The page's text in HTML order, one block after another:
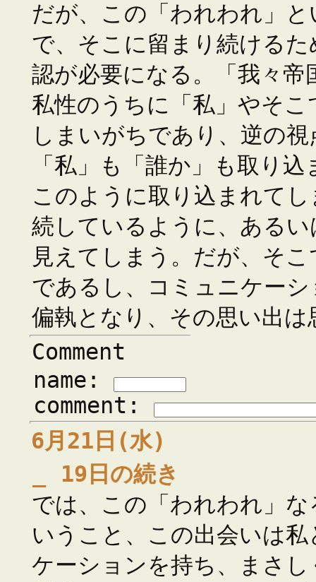
だが、この「われわれ」
で、そこに留まり続ける
認が必要になる。「我々
私性のうちに「私」やそ
しまいがちであり、逆の
「私」も「誰か」も取り
このように取り込まれて
続しているように、ある
見えてしまう。だが、そ
であるし、コミュニケー
偏執となり、その思い出
Comment
name:
comment:
6月21日(水)
19日の続き
では、この「われわれ」
いうこと、この出会いは
ケーションを持ち、まさ